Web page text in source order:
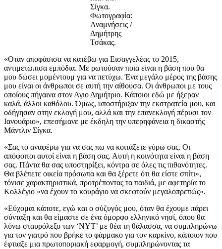
Σίγκα.
Φωτογραφία:
Αναμνήσεις /
Δημήτρης
Τσάκας.
«Οταν αποφάσισα να κατέβω για Εισαγγελέας το 2015,
αντιμετώπισα εμπόδια. Με ρωτούσαν ποια είναι η βάση που θα
μου δώσει μομέντουμ για να πετύχω. Ένα μεγάλο μέρος της βάσης
μου είναι οι άνθρωποι σε αυτή την αίθουσα. Οι άνθρωποι με τους
οποίους πήγαινα στον Αγιο Δημήτριο. Κάποιοι εδώ με ήξεραν
καλά, άλλοι καθόλου. Όμως, υποστήριξαν την εκστρατεία μου, και
οδήγησαν στην εκλογή μου, αλλά και την επανεκλογή πέρυσι τον
Ιανουάριο», επεσήμανε με έκδηλη την υπερηφάνεια η δικαστής
Μάντλιν Σίγκα.
«Σας το αναφέρω για να σας πω να κοιτάξετε γύρω σας. Οι
απόφοιτοι αυτοί είναι η βάση σας. Αυτή η κοινότητα είναι η βάση
σας. Πάντα θα σας υποστηρίξει, κόντρα σε όλες τις πιθανότητες.
Θα βλέπετε οικεία πρόσωπα και θα ξέρετε ότι θα είστε σπίτι»,
τόνισε χαρακτηριστικά, προτρέποντας τα παιδιά, με αφετηρία το
Κολλέγιο «να έχουν το κουράγιο να σκεφτούν μεγαλοπρεπώς».
«Εύχομαι κάποτε, εγώ και ο σύζυγός μου, όταν θα έχουμε πάρει
σύνταξη και θα είμαστε σε ένα όμορφο ελληνικό νησί, όπου θα
λύνω σταυρόλεξο των ‘ΝΥΤ’ με θέα τη θάλασσα, να συμπληρώνω
για τον γιατρό που βρήκε το φάρμακο για τον καρκίνο, κάποιον που
έφτιαξε μια πρωτοποριακή εφαρμογή, συμπληρώνοντας τα